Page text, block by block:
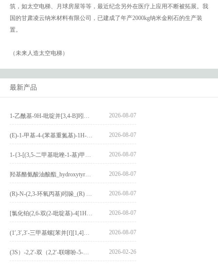
筑，如太空电梯、月球房屋等等，最近纪念另外在医疗上应用不断被拓展。我
国的甘肃凌云纳米材料有限公司，已建成了年产2000kg纳米金刚石的生产装
置。
（未来人造太空电梯）
最新产品
2026-08-07
2026-08-07
2026-08-07
2026-08-07
2026-08-07
2026-08-07
2026-08-07
2026-02-26